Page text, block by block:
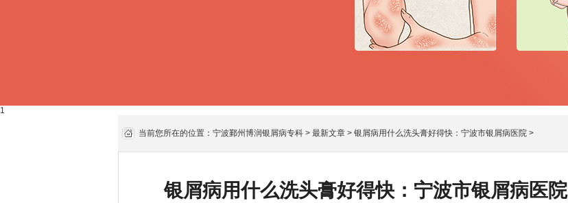
1
当前您所在的位置： 宁波鄞州博润银屑病专科 > 最新文章 > 银屑病用什么洗头膏好得快：宁波市银屑病医院 >
银屑病用什么洗头膏好得快：宁波市银屑病医院